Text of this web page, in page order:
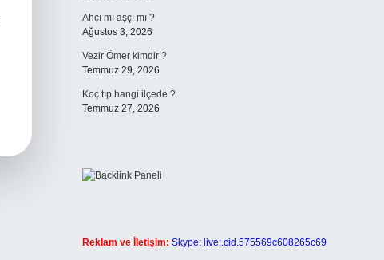
Ahcı mı aşçı mı ?
Ağustos 3, 2026
Vezir Ömer kimdir ?
Temmuz 29, 2026
Koç tıp hangi ilçede ?
Temmuz 27, 2026
Reklam ve İletişim: Skype: live:.cid.575569c608265c69